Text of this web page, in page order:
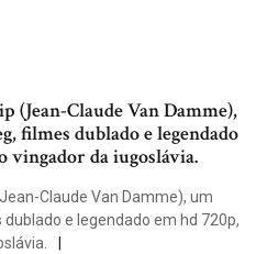
(Jean-Claude Van Damme),
filmes dublado e legendado
vingador da iugoslávia.
Claude Van Damme), um
e legendado em hd 720p,